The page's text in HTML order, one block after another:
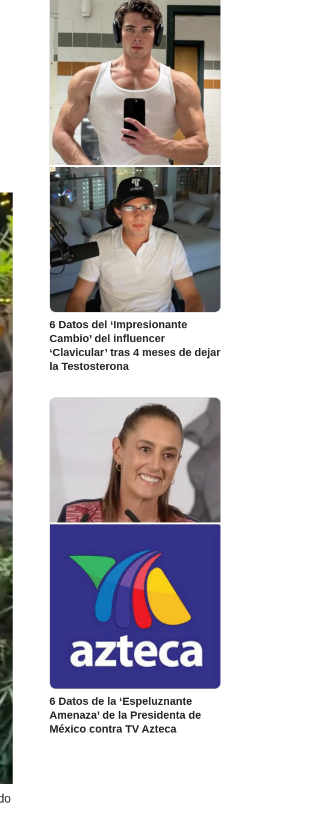
6 Datos del ‘Impresionante
Cambio’ del influencer
‘Clavicular’ tras 4 meses de dejar
la Testosterona
6 Datos de la ‘Espeluznante
Amenaza’ de la Presidenta de
México contra TV Azteca